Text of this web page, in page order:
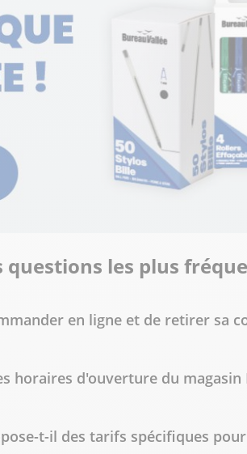
questions les plus
en ligne et de retirer sa
horaires d'ouverture du magasin
t-il des tarifs spécifiques